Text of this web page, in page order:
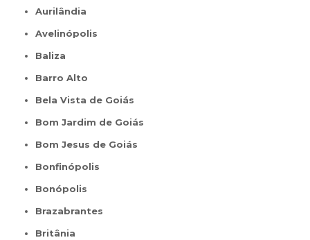
Aurilândia
Avelinópolis
Baliza
Barro Alto
Bela Vista de Goiás
Bom Jardim de Goiás
Bom Jesus de Goiás
Bonfinópolis
Bonópolis
Brazabrantes
Britânia